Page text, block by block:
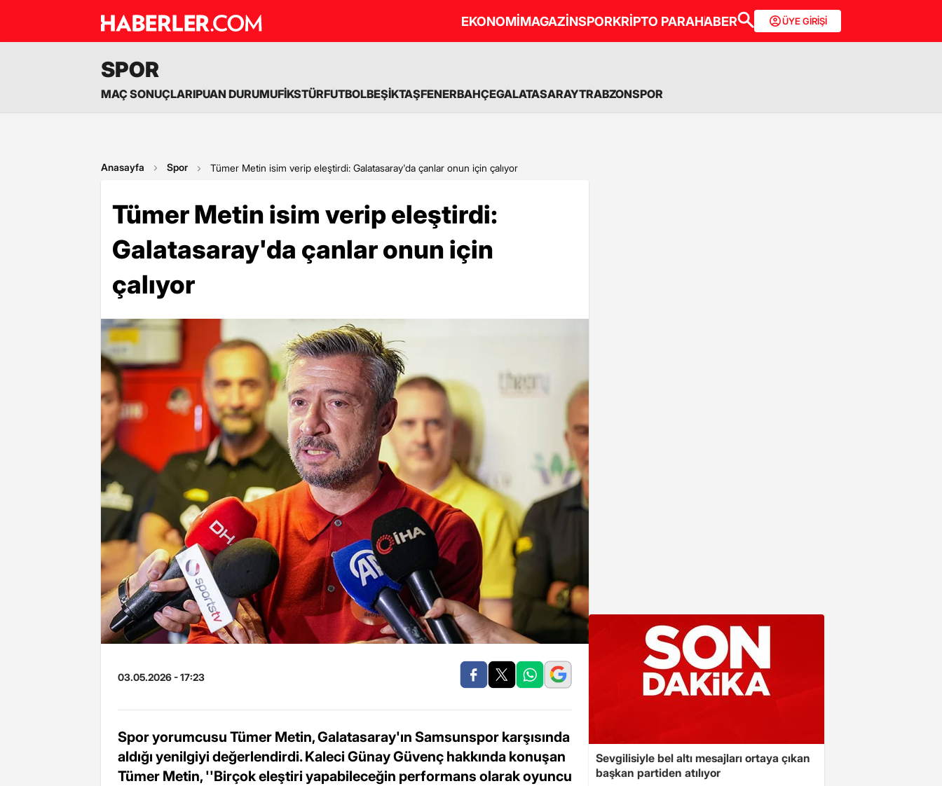
EKONOMİMAGAZİNSPORKRİPTO PARAHABER ÜYE GİRİŞİ
SPOR
MAÇ SONUÇLARIPUAN DURUMUFİKSTÜRFUTBOLBEŞİKTAŞFENERBAHÇEGALATASARAYTRABZONSPOR
Anasayfa Spor Tümer Metin isim verip eleştirdi: Galatasaray'da çanlar onun için çalıyor
Tümer Metin isim verip eleştirdi:
Galatasaray'da çanlar onun için
çalıyor
03.05.2026 - 17:23
Spor yorumcusu Tümer Metin, Galatasaray'ın Samsunspor karşısında
aldığı yenilgiyi değerlendirdi. Kaleci Günay Güvenç hakkında konuşan
Tümer Metin, ''Birçok eleştiri yapabileceğin performans olarak oyuncu
Sevgilisiyle bel altı mesajları ortaya çıkan
başkan partiden atılıyor